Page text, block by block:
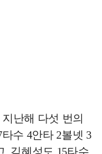
난해 다섯 번의
수 4안타 2볼넷 3
, 김혜성도 15타수